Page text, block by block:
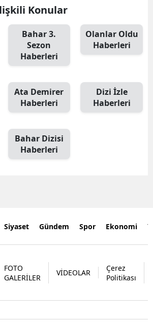
Konular
Bahar 3.
Sezon
Haberleri
Olanlar Oldu
Haberleri
Ata Demirer
Haberleri
Dizi İzle
Haberleri
Bahar Dizisi
Haberleri
Siyaset Gündem Spor Ekonomi
FOTO
GALERİLER
VİDEOLAR
Çerez
Politikası